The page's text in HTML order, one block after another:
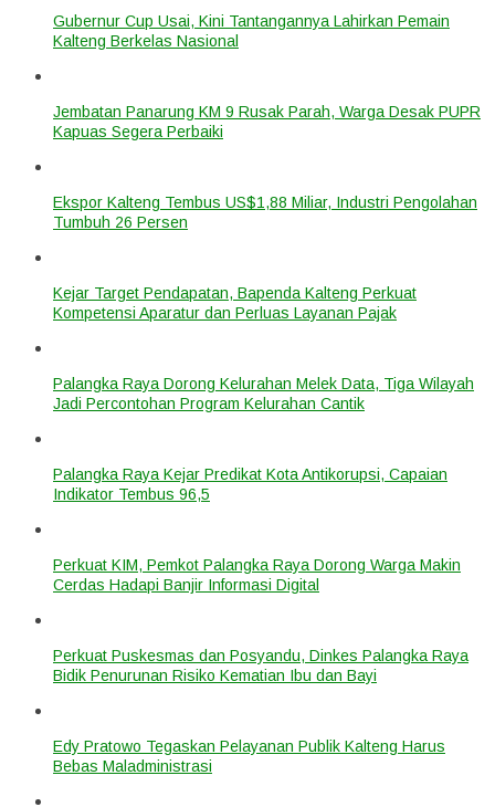
Gubernur Cup Usai, Kini Tantangannya Lahirkan Pemain
Kalteng Berkelas Nasional
Jembatan Panarung KM 9 Rusak Parah, Warga Desak PUPR
Kapuas Segera Perbaiki
Ekspor Kalteng Tembus US$1,88 Miliar, Industri Pengolahan
Tumbuh 26 Persen
Kejar Target Pendapatan, Bapenda Kalteng Perkuat
Kompetensi Aparatur dan Perluas Layanan Pajak
Palangka Raya Dorong Kelurahan Melek Data, Tiga Wilayah
Jadi Percontohan Program Kelurahan Cantik
Palangka Raya Kejar Predikat Kota Antikorupsi, Capaian
Indikator Tembus 96,5
Perkuat KIM, Pemkot Palangka Raya Dorong Warga Makin
Cerdas Hadapi Banjir Informasi Digital
Perkuat Puskesmas dan Posyandu, Dinkes Palangka Raya
Bidik Penurunan Risiko Kematian Ibu dan Bayi
Edy Pratowo Tegaskan Pelayanan Publik Kalteng Harus
Bebas Maladministrasi